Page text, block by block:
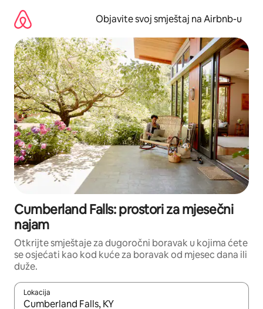
sadržaj
Objavite svoj smještaj na Airbnb-u
Cumberland Falls: prostori za mjesečni
najam
Otkrijte smještaje za dugoročni boravak u kojima ćete
se osjećati kao kod kuće za boravak od mjesec dana ili
duže.
Lokacija
Kad su rezultati dostupni, možete da se krećete kroz njih